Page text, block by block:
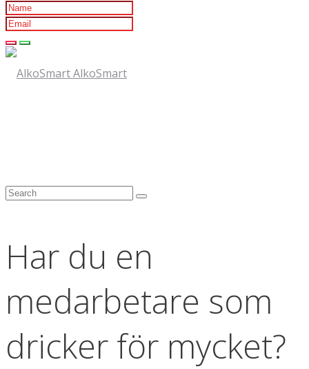
AlkoSmart
Har du en
medarbetare som
dricker för mycket?